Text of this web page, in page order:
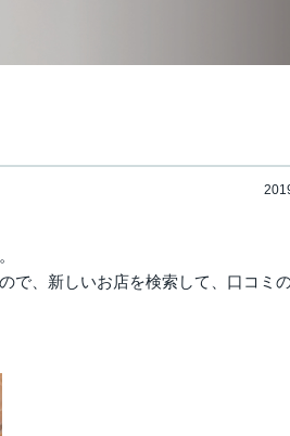
で、新しいお店を検索して、口コミ